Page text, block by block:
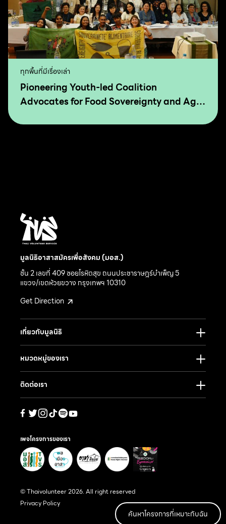
ทุกพื้นที่มีเรื่องเล่า
Pioneering Youth-led Coalition
Advocates for Food Sovereignty and Agro
มูลนิธิอาสาสมัครเพื่อสังคม (มอส.)
ชั้น 2 เลขที่ 409 ซอยโรหิตสุข ถนนประชาราษฎร์บำเพ็ญ 5
แขวง/เขตห้วยขวาง กรุงเทพฯ 10310
Get Direction
เกี่ยวกับมูลนิธิ
หมวดหมู่ของเรา
ติดต่อเรา
เพจโครงการของเรา
© Thaivolunteer 2026. All right reserved
Privacy Policy
ค้นหาโครงการที่เหมาะกับฉัน